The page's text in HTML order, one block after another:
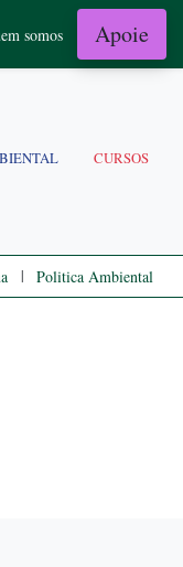
somos Apoie
CURSOS
| Politica Ambiental